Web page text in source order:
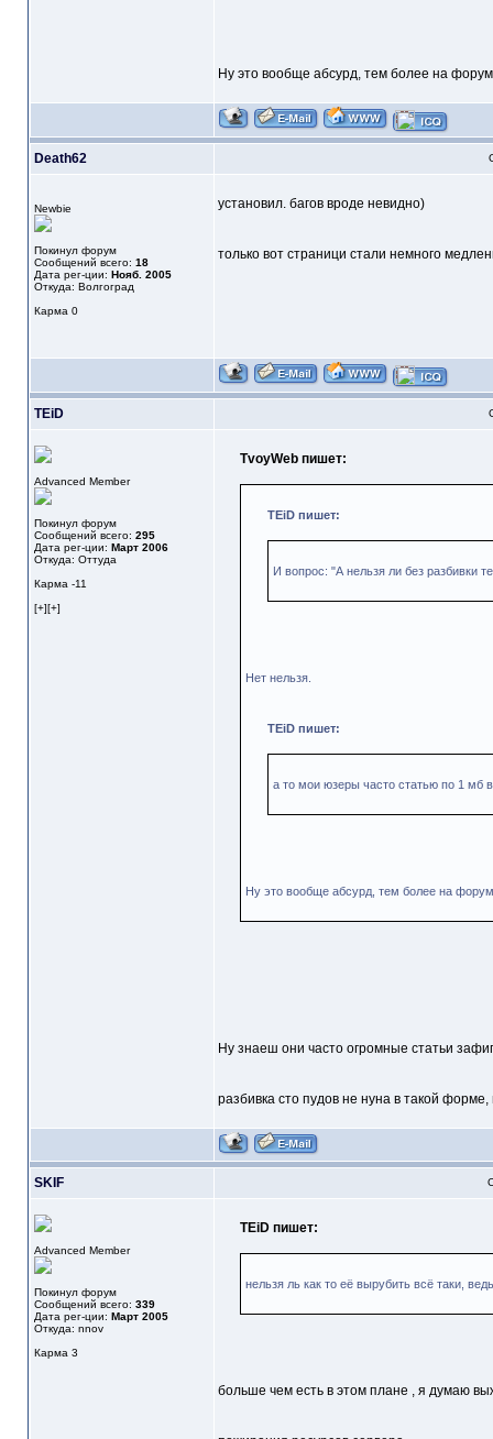
Ну это вообще абсурд, тем более на
Death62
Newbie
Покинул форум
Сообщений всего: 18
Дата рег-ции: Нояб. 2005
Откуда: Волгоград
Карма 0
установил. багов вроде невидно)
только вот страници стали немного
TEiD
Advanced Member
Покинул форум
Сообщений всего: 295
Дата рег-ции: Март 2006
Откуда: Оттуда
Карма -11
[+][+]
TvoyWeb пишет:
TEiD пишет:
И вопрос: "А нельзя ли без разбивки
Нет нельзя.
TEiD пишет:
а то мои юзеры часто статью по 1 мб
Ну это вообще абсурд, тем более на
Ну знаеш они часто огромные статьи
разбивка сто пудов не нуна в такой
SKIF
Advanced Member
Покинул форум
Сообщений всего: 339
Дата рег-ции: Март 2005
Откуда: nnov
Карма 3
TEiD пишет:
нельзя ль как то её вырубить всё таки,
больше чем есть в этом плане , я думаю